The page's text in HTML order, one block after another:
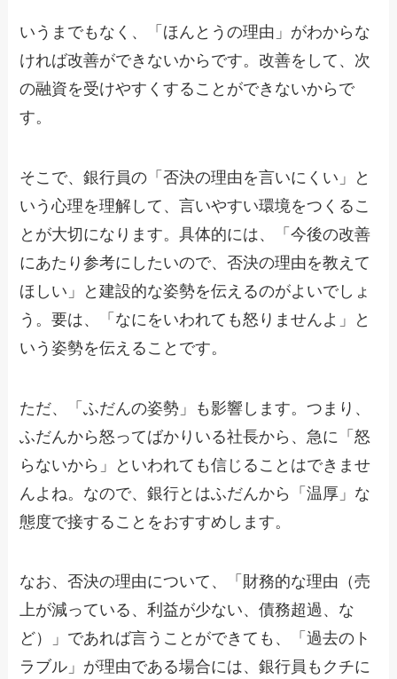
いうまでもなく、「ほんとうの理由」がわからな
ければ改善ができないからです。改善をして、次
の融資を受けやすくすることができないからで
す。
そこで、銀行員の「否決の理由を言いにくい」と
いう心理を理解して、言いやすい環境をつくるこ
とが大切になります。具体的には、「今後の改善
にあたり参考にしたいので、否決の理由を教えて
ほしい」と建設的な姿勢を伝えるのがよいでしょ
う。要は、「なにをいわれても怒りませんよ」と
いう姿勢を伝えることです。
ただ、「ふだんの姿勢」も影響します。つまり、
ふだんから怒ってばかりいる社長から、急に「怒
らないから」といわれても信じることはできませ
んよね。なので、銀行とはふだんから「温厚」な
態度で接することをおすすめします。
なお、否決の理由について、「財務的な理由（売
上が減っている、利益が少ない、債務超過、な
ど）」であれば言うことができても、「過去のト
ラブル」が理由である場合には、銀行員もクチに